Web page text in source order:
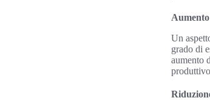
Un
grado di
aumento